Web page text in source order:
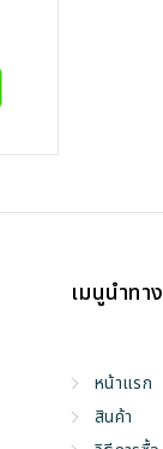
เมนูนำทาง
หน้าแรก
สินค้า